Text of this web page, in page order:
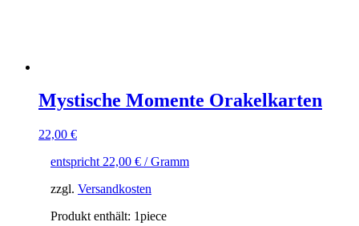
Mystische Momente Orakelkarten
22,00 €
entspricht 22,00 € / Gramm
zzgl. Versandkosten
Produkt enthält: 1piece